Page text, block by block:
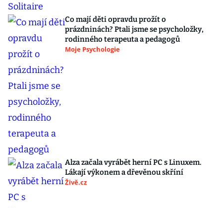
Co mají děti opravdu prožít o
prázdninách? Ptali jsme se psycholožky,
rodinného terapeuta a pedagogů
Moje Psychologie
Alza začala vyrábět herní PC s Linuxem.
Lákají výkonem a dřevěnou skříní
Živě.cz